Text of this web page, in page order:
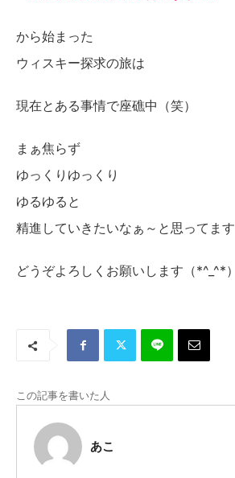
から始まった
ウィスキー探求の旅は
現在とある事情で座礁中（笑）
まぁ焦らず
ゆっくりゆっくり
ゆるゆると
精進していきたいなぁ～と思ってます
どうぞよろしくお願いします（*^_^*）
この記事を書いた人
あこ